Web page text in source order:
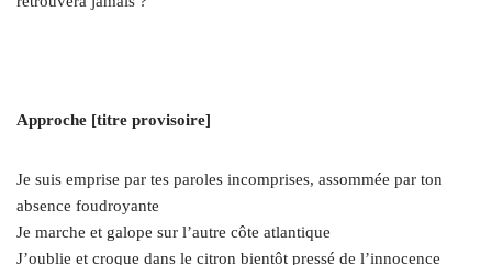
Approche [titre provisoire]
Je suis emprise par tes paroles incomprises, assommée par ton
absence foudroyante
Je marche et galope sur l’autre côte atlantique
J’oublie et croque dans le citron bientôt pressé de l’innocence